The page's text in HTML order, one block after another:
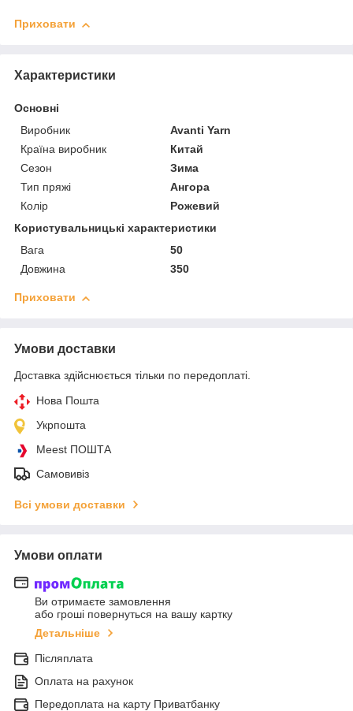
Приховати
Характеристики
Основні
Виробник
Avanti Yarn
Країна виробник
Китай
Сезон
Зима
Тип пряжі
Ангора
Колір
Рожевий
Користувальницькі характеристики
Вага
50
Довжина
350
Приховати
Умови доставки
Доставка здійснюється тільки по передоплаті.
Нова Пошта
Укрпошта
Meest ПОШТА
Самовивіз
Всі умови доставки
Умови оплати
Ви отримаєте замовлення
або гроші повернуться на вашу картку
Детальніше
Післяплата
Оплата на рахунок
Передоплата на карту Приватбанку